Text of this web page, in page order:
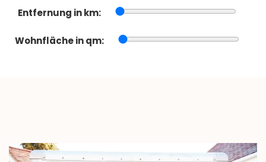
Entfernung in km:
Wohnfläche in qm: